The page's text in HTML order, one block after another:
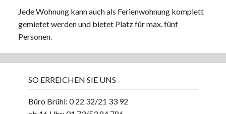
Jede Wohnung kann auch als Ferienwohnung komplett
gemietet werden und bietet Platz für max. fünf
Personen.
SO ERREICHEN SIE UNS
Büro Brühl: 0 22 32/21 33 92